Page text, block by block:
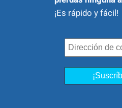
¡Es rápido y fácil!